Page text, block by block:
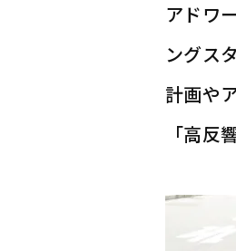
アドワ
ングス
計画や
「高反